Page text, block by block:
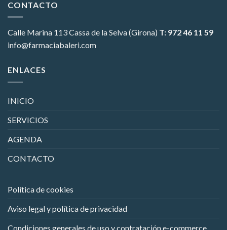
CONTACTO
Calle Marina 113Cassa de la Selva (Girona) T: 972 46 11 59
info@farmaciabaleri.com
ENLACES
INICIO
SERVICIOS
AGENDA
CONTACTO
Política de cookies
Aviso legal y política de privacidad
Condiciones generales de uso y contratación e-commerce